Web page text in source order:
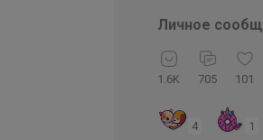
Личное
1.6K 705 101
4 1